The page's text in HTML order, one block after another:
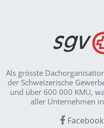
Als grösste
der Schweizerische
und über 600 000 KMU,
aller Unternehmen
Facebook